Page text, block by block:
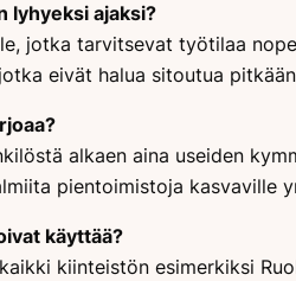
lyhyeksi ajaksi?
jotka tarvitsevat työtilaa
eivät halua sitoutua
alkaen aina useiden
pientoimistoja kasvaville
käyttää?
kiinteistön esimerkiksi